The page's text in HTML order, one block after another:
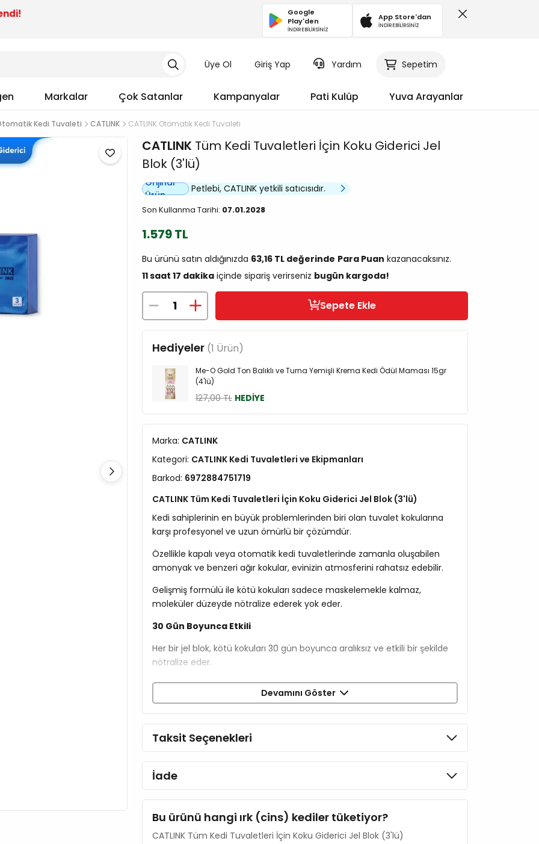
Google
Play'den
İNDİREBİLİRSİNİZ
App Store'dan
İNDİREBİLİRSİNİZ
Üye Ol Giriş Yap Yardım Sepetim
Markalar Çok Satanlar Kampanyalar Pati Kulüp Yuva Arayanlar
Kedi Tuvaleti CATLINK CATLINK Otomatik Kedi Tuvaleti
CATLINK Tüm Kedi Tuvaletleri İçin Koku Giderici Jel
Blok (3'lü)
Orijinal
Ürün
Petlebi, CATLINK yetkili satıcısıdır.
Son Kullanma Tarihi: 07.01.2028
1.579 TL
Bu ürünü satın aldığınızda 63,16 TL değerinde Para Puan kazanacaksınız.
11 saat 17 dakika içinde sipariş verirseniz bugün kargoda!
Sepete Ekle
Hediyeler (1 Ürün)
Me-O Gold Ton Balıklı ve Turna Yemişli Krema Kedi Ödül Maması 15gr
(4'lü)
127,00 TL HEDİYE
Marka: CATLINK
Kategori: CATLINK Kedi Tuvaletleri ve Ekipmanları
Barkod: 6972884751719
CATLINK Tüm Kedi Tuvaletleri İçin Koku Giderici Jel Blok (3'lü)
Kedi sahiplerinin en büyük problemlerinden biri olan tuvalet kokularına
karşı profesyonel ve uzun ömürlü bir çözümdür.
Özellikle kapalı veya otomatik kedi tuvaletlerinde zamanla oluşabilen
amonyak ve benzeri ağır kokular, evinizin atmosferini rahatsız edebilir.
Gelişmiş formülü ile kötü kokuları sadece maskelemekle kalmaz,
moleküler düzeyde nötralize ederek yok eder.
30 Gün Boyunca Etkili
Her bir jel blok, kötü kokuları 30 gün boyunca aralıksız ve etkili bir şekilde
nötralize eder.
Koku Maskeleme Değil, Nötralize Etme
Havaya hoş olmayan parfümler sıkmak yerine, kötü koku moleküllerini
Evcil Hayvan Dostu Formül
güvenli ve toksik olmayan bileşenlerden üretilmiştir.
Özel tasarımı sayesinde CATLINK ve diğer tüm kedi tuvaletlerinin ilgili
koku giderme bölmelerine saniyeler içinde yerleştirilir.
Devamını Göster
Taksit Seçenekleri
İade
Bu ürünü hangi ırk (cins) kediler tüketiyor?
CATLINK Tüm Kedi Tuvaletleri İçin Koku Giderici Jel Blok (3'lü)